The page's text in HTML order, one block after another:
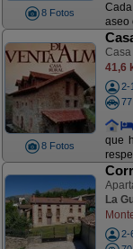
8 Fotos
aseo
8 Fotos
Casa
41,6
2-
que
La
2-